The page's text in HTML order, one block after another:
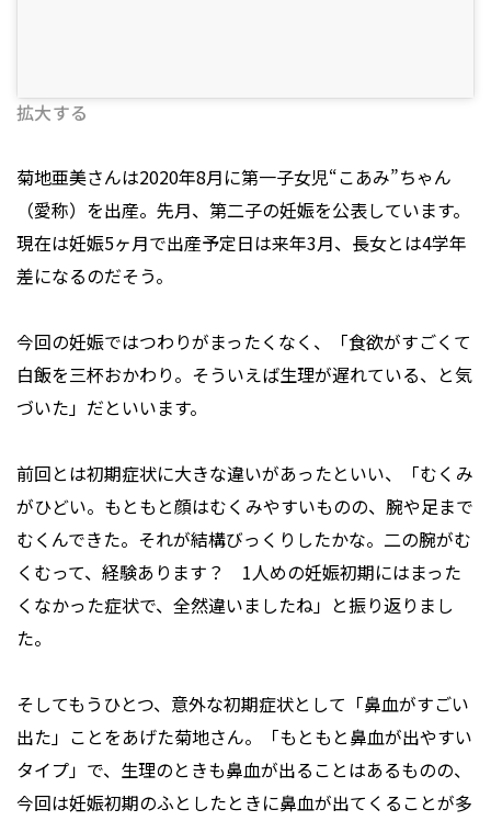
拡大する
菊地亜美さんは2020年8月に第一子女児“こあみ”ちゃん
（愛称）を出産。先月、第二子の妊娠を公表しています。
現在は妊娠5ヶ月で出産予定日は来年3月、長女とは4学年
差になるのだそう。
今回の妊娠ではつわりがまったくなく、「食欲がすごくて
白飯を三杯おかわり。そういえば生理が遅れている、と気
づいた」だといいます。
前回とは初期症状に大きな違いがあったといい、「むくみ
がひどい。もともと顔はむくみやすいものの、腕や足まで
むくんできた。それが結構びっくりしたかな。二の腕がむ
くむって、経験あります？ 1人めの妊娠初期にはまった
くなかった症状で、全然違いましたね」と振り返りまし
た。
そしてもうひとつ、意外な初期症状として「鼻血がすごい
出た」ことをあげた菊地さん。「もともと鼻血が出やすい
タイプ」で、生理のときも鼻血が出ることはあるものの、
今回は妊娠初期のふとしたときに鼻血が出てくることが多